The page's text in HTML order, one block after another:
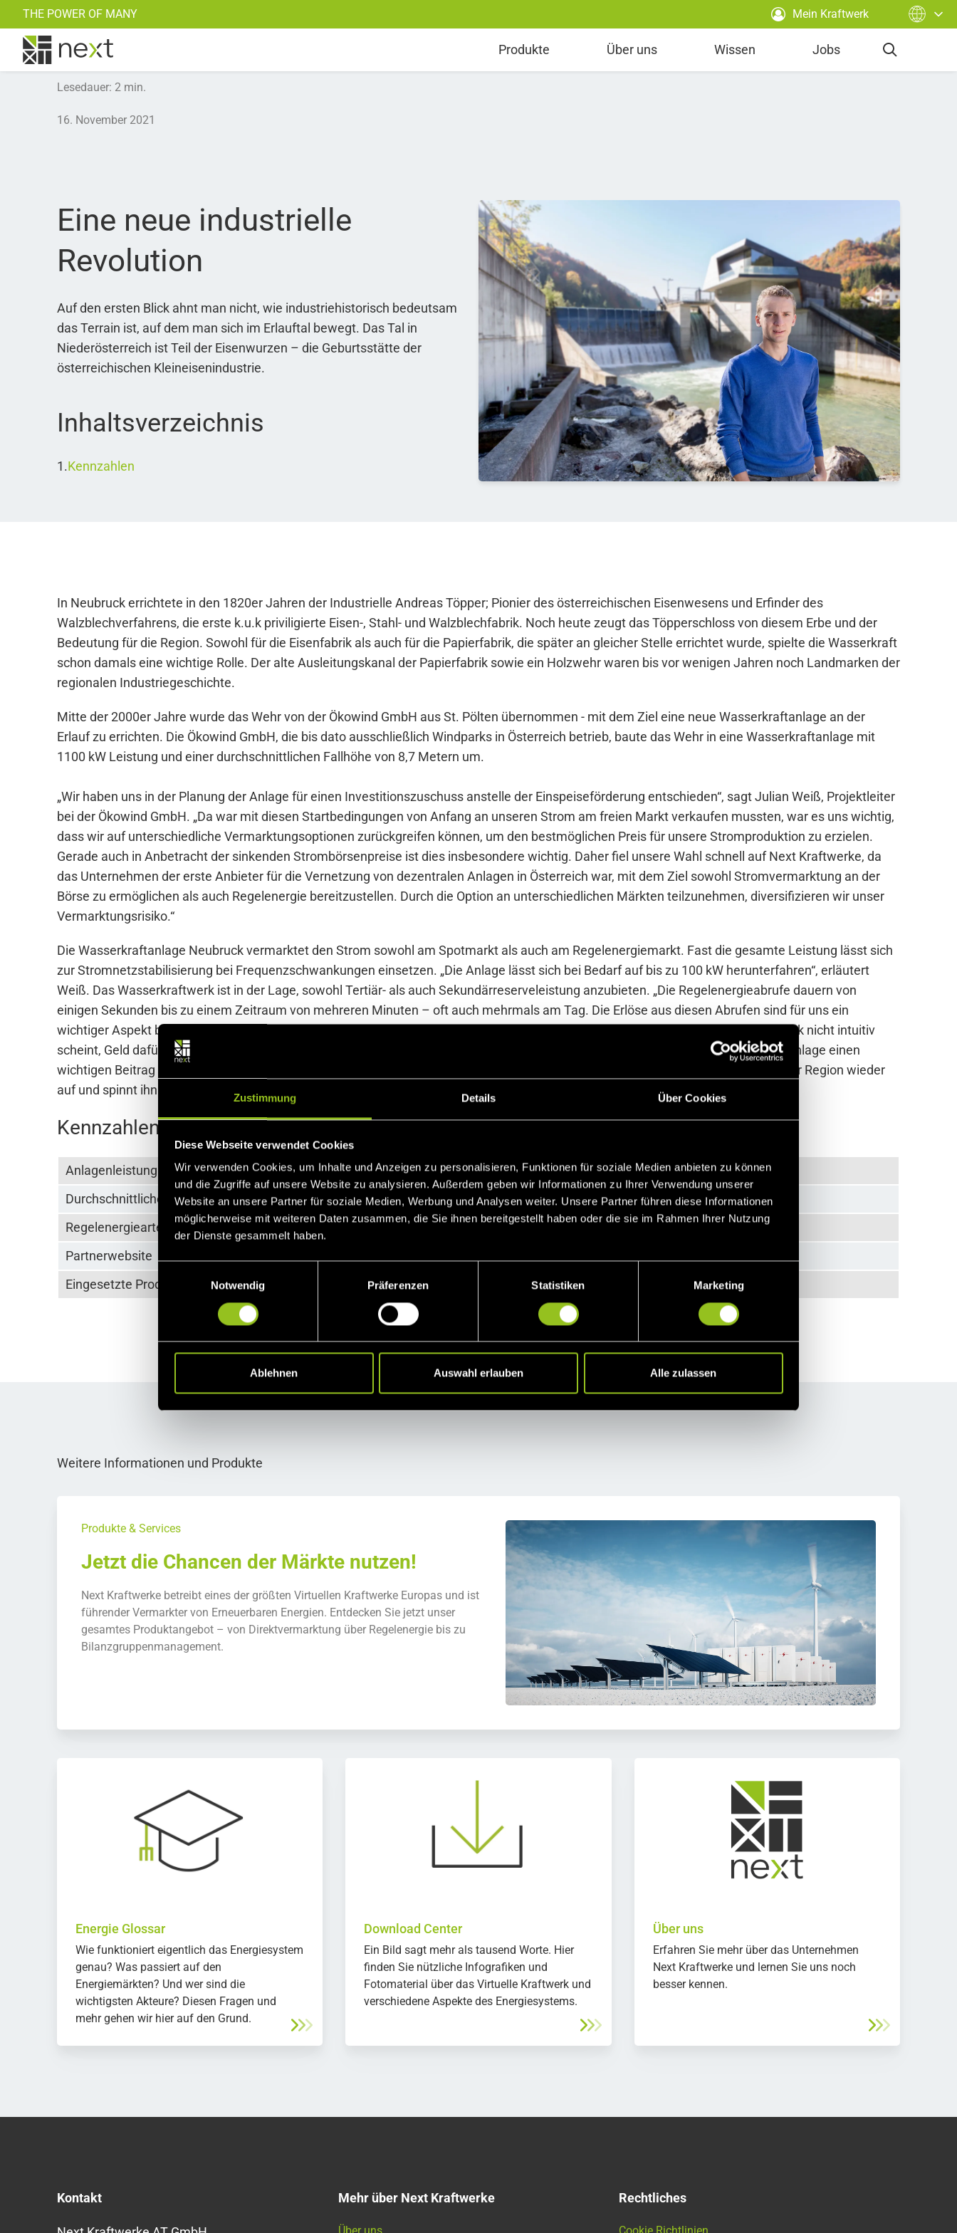
Zustimmung Details Über Cookies
Diese Webseite verwendet Cookies
Wir verwenden Cookies, um Inhalte und Anzeigen zu personalisieren, Funktionen für soziale Medien anbieten zu können
und die Zugriffe auf unsere Website zu analysieren. Außerdem geben wir Informationen zu Ihrer Verwendung unserer
Website an unsere Partner für soziale Medien, Werbung und Analysen weiter. Unsere Partner führen diese Informationen
möglicherweise mit weiteren Daten zusammen, die Sie ihnen bereitgestellt haben oder die sie im Rahmen Ihrer Nutzung
der Dienste gesammelt haben.
i
g
s
a
l
Notwendig Präferenzen Statistiken Marketing
Ablehnen Auswahl erlauben Alle zulassen
THE POWER OF MANY Mein Kraftwerk
Produkte
BHKW und KWK
Über uns
Alle Referenzen entdecken
Wissen Jobs
Lesedauer: 2 min.
16. November 2021
Eine neue industrielle
Revolution
Auf den ersten Blick ahnt man nicht, wie industriehistorisch bedeutsam
das Terrain ist, auf dem man sich im Erlauftal bewegt. Das Tal in
Niederösterreich ist Teil der Eisenwurzen – die Geburtsstätte der
österreichischen Kleineisenindustrie.
Inhaltsverzeichnis
Kennzahlen
In Neubruck errichtete in den 1820er Jahren der Industrielle Andreas Töpper; Pionier des österreichischen Eisenwesens und Erfinder des
Walzblechverfahrens, die erste k.u.k priviligierte Eisen-, Stahl- und Walzblechfabrik. Noch heute zeugt das Töpperschloss von diesem Erbe und der
Bedeutung für die Region. Sowohl für die Eisenfabrik als auch für die Papierfabrik, die später an gleicher Stelle errichtet wurde, spielte die Wasserkraft
schon damals eine wichtige Rolle. Der alte Ausleitungskanal der Papierfabrik sowie ein Holzwehr waren bis vor wenigen Jahren noch Landmarken der
regionalen Industriegeschichte.
Mitte der 2000er Jahre wurde das Wehr von der Ökowind GmbH aus St. Pölten übernommen - mit dem Ziel eine neue Wasserkraftanlage an der
Erlauf zu errichten. Die Ökowind GmbH, die bis dato ausschließlich Windparks in Österreich betrieb, baute das Wehr in eine Wasserkraftanlage mit
1100 kW Leistung und einer durchschnittlichen Fallhöhe von 8,7 Metern um.
„Wir haben uns in der Planung der Anlage für einen Investitionszuschuss anstelle der Einspeiseförderung entschieden“, sagt Julian Weiß, Projektleiter
bei der Ökowind GmbH. „Da war mit diesen Startbedingungen von Anfang an unseren Strom am freien Markt verkaufen mussten, war es uns wichtig,
dass wir auf unterschiedliche Vermarktungsoptionen zurückgreifen können, um den bestmöglichen Preis für unsere Stromproduktion zu erzielen.
Gerade auch in Anbetracht der sinkenden Strombörsenpreise ist dies insbesondere wichtig. Daher fiel unsere Wahl schnell auf Next Kraftwerke, da
das Unternehmen der erste Anbieter für die Vernetzung von dezentralen Anlagen in Österreich war, mit dem Ziel sowohl Stromvermarktung an der
Börse zu ermöglichen als auch Regelenergie bereitzustellen. Durch die Option an unterschiedlichen Märkten teilzunehmen, diversifizieren wir unser
Vermarktungsrisiko.“
Die Wasserkraftanlage Neubruck vermarktet den Strom sowohl am Spotmarkt als auch am Regelenergiemarkt. Fast die gesamte Leistung lässt sich
zur Stromnetzstabilisierung bei Frequenzschwankungen einsetzen. „Die Anlage lässt sich bei Bedarf auf bis zu 100 kW herunterfahren“, erläutert
Weiß. Das Wasserkraftwerk ist in der Lage, sowohl Tertiär- als auch Sekundärreserveleistung anzubieten. „Die Regelenergieabrufe dauern von
einigen Sekunden bis zu einem Zeitraum von mehreren Minuten – oft auch mehrmals am Tag. Die Erlöse aus diesen Abrufen sind für uns ein
wichtiger Aspekt bei der Vermarktung über Next Kraftwerke. Das ist finanziell sehr lukrativ für uns, auch wenn es auf den ersten Blick nicht intuitiv
scheint, Geld dafür zu bekommen, seine Anlage herunter zu fahren“, sagt Weiß. Doch auch auf diese Weise leistet die Wasserkraftanlage einen
wichtigen Beitrag zur Stabilisierung des österreichischen Stromnetzes. So nimmt sie den Faden der industriellen Revolution in dieser Region wieder
auf und spinnt ihn ins 21. Jahrhundert fort: Mit der digitalen Revolution der dezentralen Energiewende.
Kennzahlen
Anlagenleistung
1.100 kW
Durchschnittliche Fallhöhe
8,7 Meter
Regelenergiearten
SRL &MRL/TRL
Partnerwebsite
Eingesetzte Produkte
Direktvermarktung und Regelenergie aus Wasserkraftanlagen
Weitere Informationen und Produkte
Produkte & Services
Jetzt die Chancen der Märkte nutzen!
Next Kraftwerke betreibt eines der größten Virtuellen Kraftwerke Europas und ist
führender Vermarkter von Erneuerbaren Energien. Entdecken Sie jetzt unser
gesamtes Produktangebot – von Direktvermarktung über Regelenergie bis zu
Bilanzgruppenmanagement.
Energie Glossar
Wie funktioniert eigentlich das Energiesystem
genau? Was passiert auf den
Energiemärkten? Und wer sind die
wichtigsten Akteure? Diesen Fragen und
mehr gehen wir hier auf den Grund.
Download Center
Ein Bild sagt mehr als tausend Worte. Hier
finden Sie nützliche Infografiken und
Fotomaterial über das Virtuelle Kraftwerk und
verschiedene Aspekte des Energiesystems.
Über uns
Erfahren Sie mehr über das Unternehmen
Next Kraftwerke und lernen Sie uns noch
besser kennen.
Kontakt Mehr über Next Kraftwerke Rechtliches